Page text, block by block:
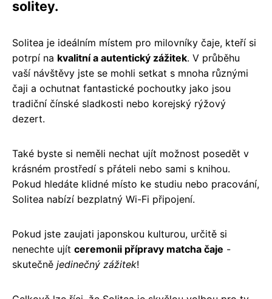
solitey.
Solitea je ideálním místem pro milovníky čaje, kteří si
potrpí na kvalitní a autentický zážitek. V průběhu
vaší návštěvy jste se mohli setkat s mnoha různými
čaji a ochutnat fantastické pochoutky jako jsou
tradiční čínské sladkosti nebo korejský rýžový
dezert.
Také byste si neměli nechat ujít možnost posedět v
krásném prostředí s přáteli nebo sami s knihou.
Pokud hledáte klidné místo ke studiu nebo pracování,
Solitea nabízí bezplatný Wi-Fi připojení.
Pokud jste zaujati japonskou kulturou, určitě si
nenechte ujít ceremonii přípravy matcha čaje -
skutečně jedinečný zážitek!